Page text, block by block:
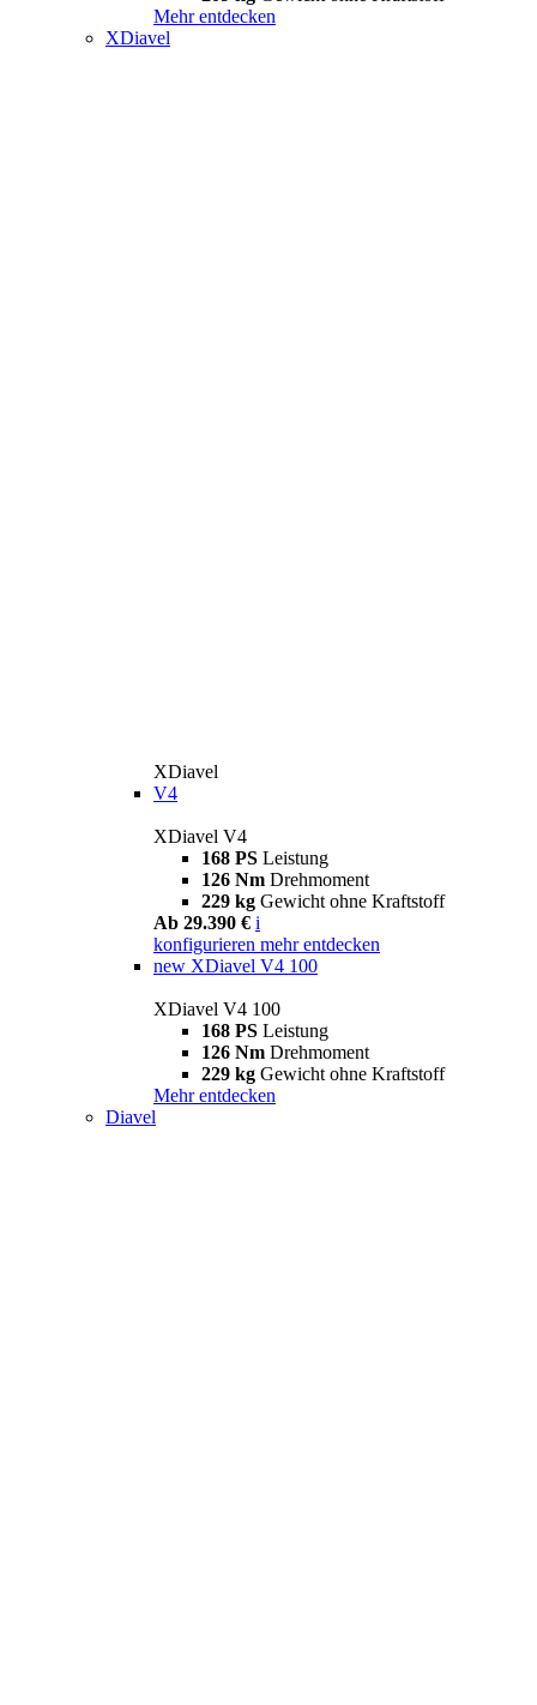
Mehr entdecken
XDiavel
XDiavel
V4
XDiavel V4
168 PS Leistung
126 Nm Drehmoment
229 kg Gewicht ohne Kraftstoff
Ab 29.390 € i
konfigurieren mehr entdecken
new XDiavel V4 100
XDiavel V4 100
168 PS Leistung
126 Nm Drehmoment
229 kg Gewicht ohne Kraftstoff
Mehr entdecken
Diavel